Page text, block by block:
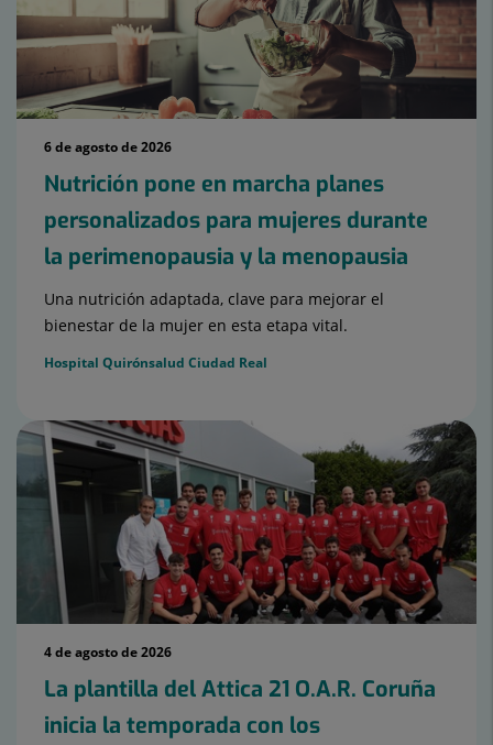
6 de agosto de 2026
Nutrición pone en marcha planes
personalizados para mujeres durante
la perimenopausia y la menopausia
Una nutrición adaptada, clave para mejorar el
bienestar de la mujer en esta etapa vital.
Hospital Quirónsalud Ciudad Real
4 de agosto de 2026
La plantilla del Attica 21 O.A.R. Coruña
inicia la temporada con los